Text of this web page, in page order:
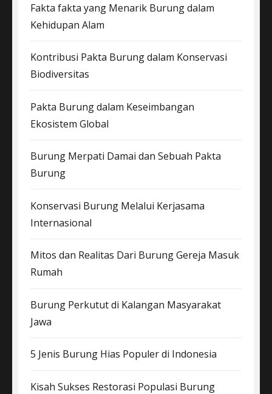
Fakta fakta yang Menarik Burung dalam
Kehidupan Alam
Kontribusi Pakta Burung dalam Konservasi
Biodiversitas
Pakta Burung dalam Keseimbangan
Ekosistem Global
Burung Merpati Damai dan Sebuah Pakta
Burung
Konservasi Burung Melalui Kerjasama
Internasional
Mitos dan Realitas Dari Burung Gereja Masuk
Rumah
Burung Perkutut di Kalangan Masyarakat
Jawa
5 Jenis Burung Hias Populer di Indonesia
Kisah Sukses Restorasi Populasi Burung